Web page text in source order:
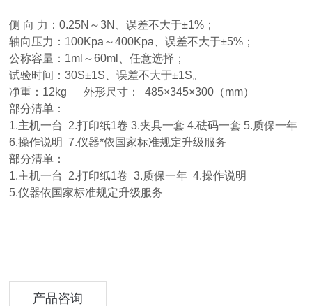
侧 向 力：0.25N～3N、误差不大于±1%；
轴向压力：100Kpa～400Kpa、误差不大于±5%；
公称容量：1ml～60ml、任意选择；
试验时间：30S±1S、误差不大于±1S。
净重：12kg 外形尺寸： 485×345×300（mm）
部分清单：
1.主机一台 2.打印纸1卷 3.夹具一套 4.砝码一套 5.质保一年
6.操作说明 7.仪器*依国家标准规定升级服务
部分清单：
1.主机一台 2.打印纸1卷 3.质保一年 4.操作说明
5.仪器依国家标准规定升级服务
产品咨询